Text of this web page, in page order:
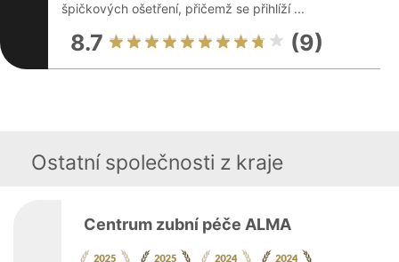
špičkových ošetření, přičemž se přihlíží ...
8.7 (9)
Ostatní společnosti z kraje
Centrum zubní péče ALMA